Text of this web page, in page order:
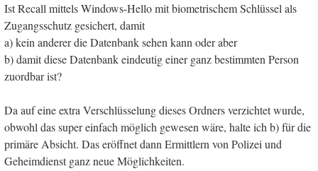
Ist Recall mittels Windows-Hello mit biometrischem Schlüssel als
Zugangsschutz gesichert, damit
a) kein anderer die Datenbank sehen kann oder aber
b) damit diese Datenbank eindeutig einer ganz bestimmten Person
zuordbar ist?
Da auf eine extra Verschlüsselung dieses Ordners verzichtet wurde,
obwohl das super einfach möglich gewesen wäre, halte ich b) für die
primäre Absicht. Das eröffnet dann Ermittlern von Polizei und
Geheimdienst ganz neue Möglichkeiten.